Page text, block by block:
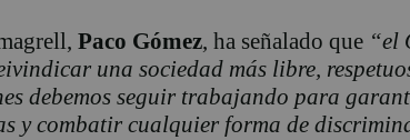
Paco Gómez, ha señalado que “el
una sociedad más libre,
debemos seguir trabajando para
y combatir cualquier forma de